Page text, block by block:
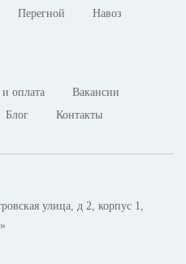
Перегной
Навоз
и оплата
Вакансии
Блог Контакты
улица, д 2, корпус 1,